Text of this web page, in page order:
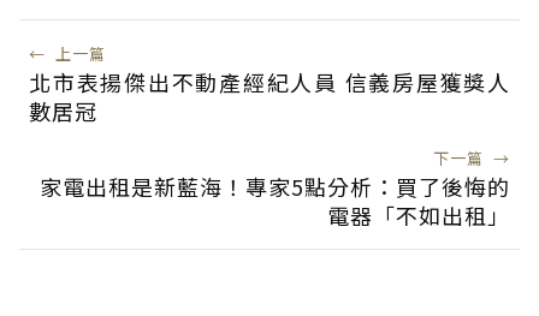
← 上一篇
北市表揚傑出不動產經紀人員 信義房屋獲獎人
數居冠
下一篇 →
家電出租是新藍海！專家5點分析：買了後悔的
電器「不如出租」